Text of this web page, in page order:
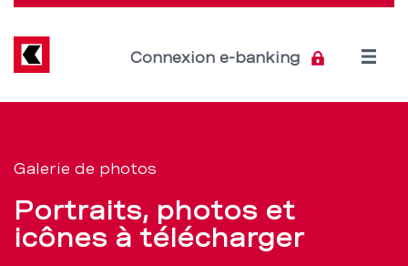
de
photos
–
Direkt
Inhalt
Connexion e-banking
Open
navigation
de
service
Galerie de photos
Portraits, photos et
icônes à télécharger